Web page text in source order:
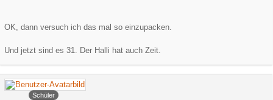
OK, dann versuch ich das mal so einzupacken.
Und jetzt sind es 31. Der Halli hat auch Zeit.
KillerMasi
Schüler